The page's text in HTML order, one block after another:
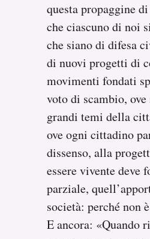
questa propaggine
che ciascuno di noi
che siano di difesa
di nuovi progetti di
movimenti fondati
voto di scambio,
grandi temi della
ove ogni cittadino
dissenso, alla
essere vivente deve
parziale,
società: perché non
E ancora: «Quando